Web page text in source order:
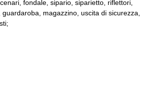
fondale, sipario, siparietto, riflettori,
magazzino, uscita di sicurezza,